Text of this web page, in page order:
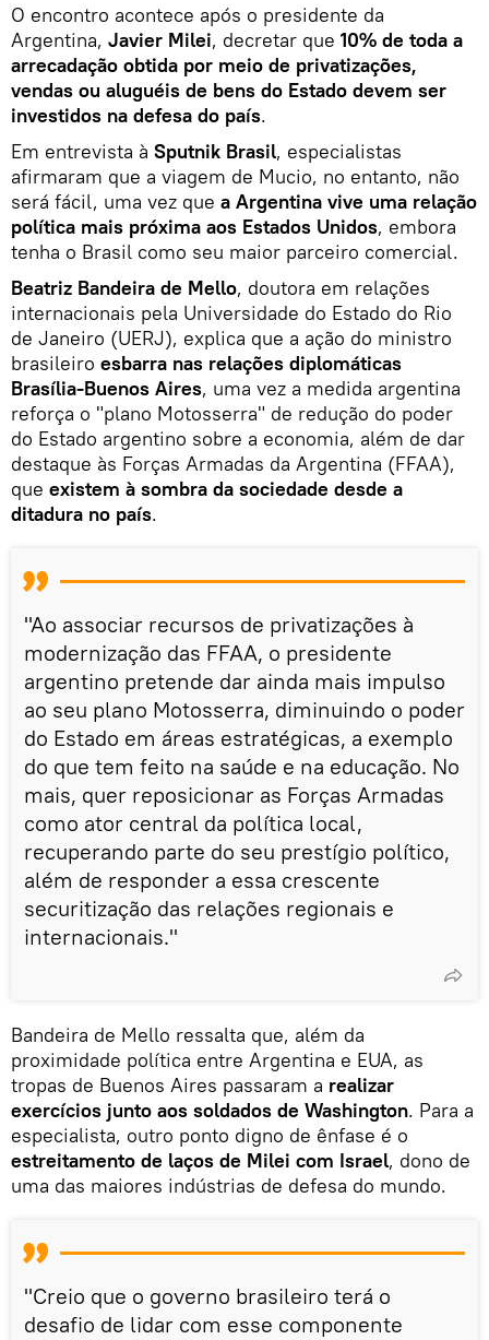
O encontro acontece após o presidente da
Argentina, Javier Milei, decretar que 10% de toda a
arrecadação obtida por meio de privatizações,
vendas ou aluguéis de bens do Estado devem ser
investidos na defesa do país.
Em entrevista à Sputnik Brasil, especialistas
afirmaram que a viagem de Mucio, no entanto, não
será fácil, uma vez que a Argentina vive uma relação
política mais próxima aos Estados Unidos, embora
tenha o Brasil como seu maior parceiro comercial.
Beatriz Bandeira de Mello, doutora em relações
internacionais pela Universidade do Estado do Rio
de Janeiro (UERJ), explica que a ação do ministro
brasileiro esbarra nas relações diplomáticas
Brasília-Buenos Aires, uma vez a medida argentina
reforça o "plano Motosserra" de redução do poder
do Estado argentino sobre a economia, além de dar
destaque às Forças Armadas da Argentina (FFAA),
que existem à sombra da sociedade desde a
ditadura no país.
"Ao associar recursos de privatizações à
modernização das FFAA, o presidente
argentino pretende dar ainda mais impulso
ao seu plano Motosserra, diminuindo o poder
do Estado em áreas estratégicas, a exemplo
do que tem feito na saúde e na educação. No
mais, quer reposicionar as Forças Armadas
como ator central da política local,
recuperando parte do seu prestígio político,
além de responder a essa crescente
securitização das relações regionais e
internacionais."
Bandeira de Mello ressalta que, além da
proximidade política entre Argentina e EUA, as
tropas de Buenos Aires passaram a realizar
exercícios junto aos soldados de Washington. Para a
especialista, outro ponto digno de ênfase é o
estreitamento de laços de Milei com Israel, dono de
uma das maiores indústrias de defesa do mundo.
"Creio que o governo brasileiro terá o
desafio de lidar com esse componente